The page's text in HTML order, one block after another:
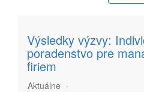
Výsledky výzvy:
poradenstvo pre
firiem
Aktuálne